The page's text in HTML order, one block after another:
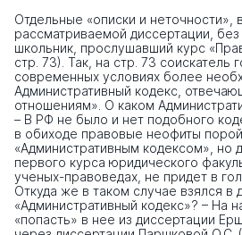
Отдельные «описки и неточности»,
рассматриваемой диссертации,
школьник, прослушавший курс
стр. 73). Так, на стр. 73 соискатель
современных условиях более
Административный кодекс,
отношениям». О каком
– В РФ не было и нет подобного
в обиходе правовые неофиты
«Административным кодексом», но
первого курса юридического
ученых-правоведах, не придет в
Откуда же в таком случае взялся в
«Административный кодекс»? – На
«попасть» в нее из диссертации